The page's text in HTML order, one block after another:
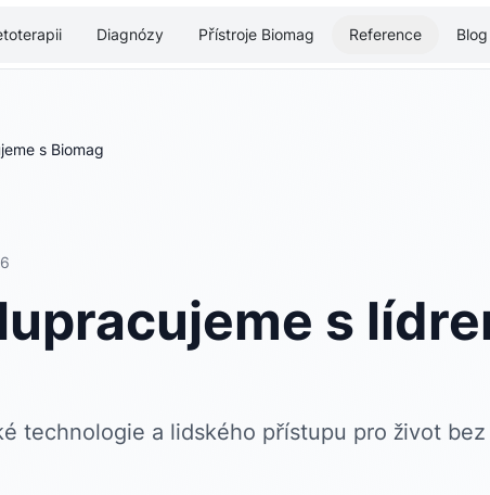
Diagnózy Přístroje Biomag Reference Blog
s Biomag
s
technologie a lidského přístupu pro život